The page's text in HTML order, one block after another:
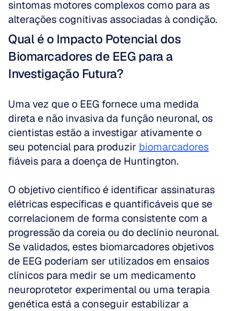
sintomas motores complexos como para as
alterações cognitivas associadas à condição.
Qual é o Impacto Potencial dos
Biomarcadores de EEG para a
Investigação Futura?
Uma vez que o EEG fornece uma medida
direta e não invasiva da função neuronal, os
cientistas estão a investigar ativamente o
seu potencial para produzir biomarcadores
fiáveis para a doença de Huntington.
O objetivo científico é identificar assinaturas
elétricas específicas e quantificáveis que se
correlacionem de forma consistente com a
progressão da coreia ou do declínio neuronal.
Se validados, estes biomarcadores objetivos
de EEG poderiam ser utilizados em ensaios
clínicos para medir se um medicamento
neuroprotetor experimental ou uma terapia
genética está a conseguir estabilizar a